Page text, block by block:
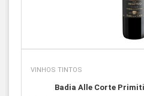
VINHOS TINTOS
Badia Alle Corte